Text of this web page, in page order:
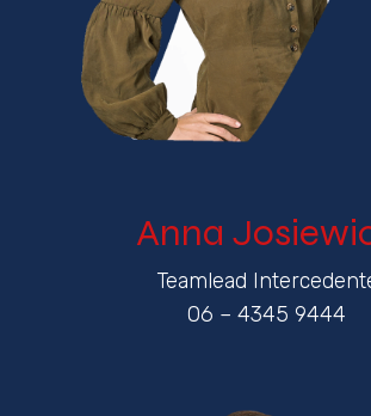
Anna
Teamlead
06 – 4345 9444